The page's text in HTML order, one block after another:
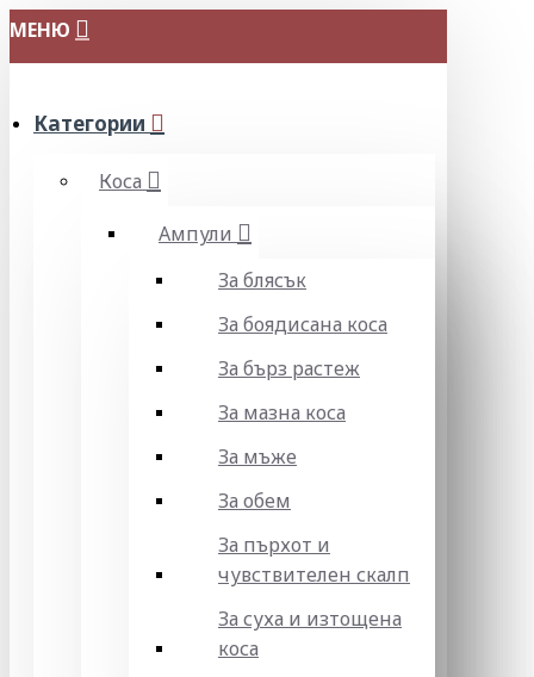
МЕНЮ
Категории
Коса
Ампули
За блясък
За боядисана коса
За бърз растеж
За мазна коса
За мъже
За обем
За пърхот и
чувствителен скалп
За суха и изтощена
коса